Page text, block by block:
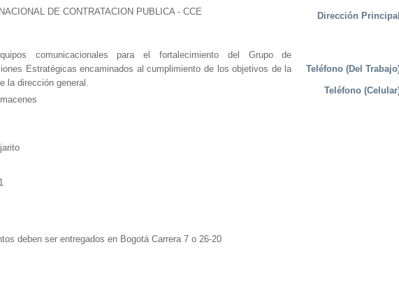
DE CONTRATACION PUBLICA - CCE
comunicacionales para el fortalecimiento del Grupo de
Estratégicas encaminados al cumplimiento de los objetivos de la
la dirección general.
deben ser entregados en Bogotá Carrera 7 o 26-20
Dirección Principal
Teléfono (Del
Teléfono